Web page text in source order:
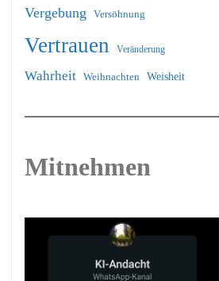
Vergebung Versöhnung
Vertrauen Veränderung
Wahrheit Weihnachten Weisheit
Mitnehmen